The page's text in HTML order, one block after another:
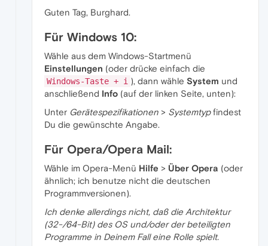
Guten Tag, Burghard.
Für Windows 10:
Wähle aus dem Windows-Startmenü
Einstellungen (oder drücke einfach die
Windows-Taste + i ), dann wähle System und
anschließend Info (auf der linken Seite, unten):
Unter Gerätespezifikationen > Systemtypfindest
Du die gewünschte Angabe.
Für Opera/Opera Mail:
Wähle im Opera-Menü Hilfe > Über Opera (oder
ähnlich; ich benutze nicht die deutschen
Programmversionen).
Ich denke allerdings nicht, daß die Architektur
(32-/64-Bit) des OS und/oder der beteiligten
Programme in Deinem Fall eine Rolle spielt.